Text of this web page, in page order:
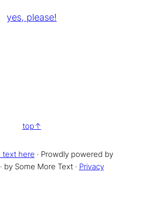
yes, please!
text here · Prowdly powered by
· by Some More Text · Privacy
top